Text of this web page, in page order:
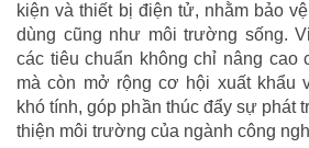
kiện và thiết bị điện tử, nhằm bảo
dùng cũng như môi trường sống.
các tiêu chuẩn không chỉ nâng cao
mà còn mở rộng cơ hội xuất khẩu
khó tính, góp phần thúc đẩy sự phát
thiện môi trường của ngành công